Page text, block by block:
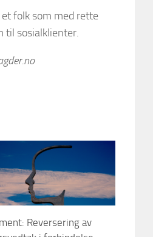
folk som med rette
til sosialklienter.
Reversering av